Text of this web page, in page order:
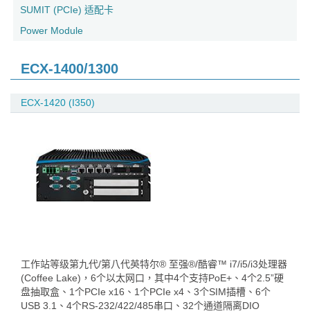
SUMIT (PCIe) 适配卡
Power Module
ECX-1400/1300
ECX-1420 (I350)
工作站等级第九代/第八代英特尔® 至强®/酷睿™ i7/i5/i3处理器
(Coffee Lake)，6个以太网口，其中4个支持PoE+、4个2.5”硬
盘抽取盒、1个PCIe x16、1个PCIe x4、3个SIM插槽、6个
USB 3.1、4个RS-232/422/485串口、32个通道隔离DIO